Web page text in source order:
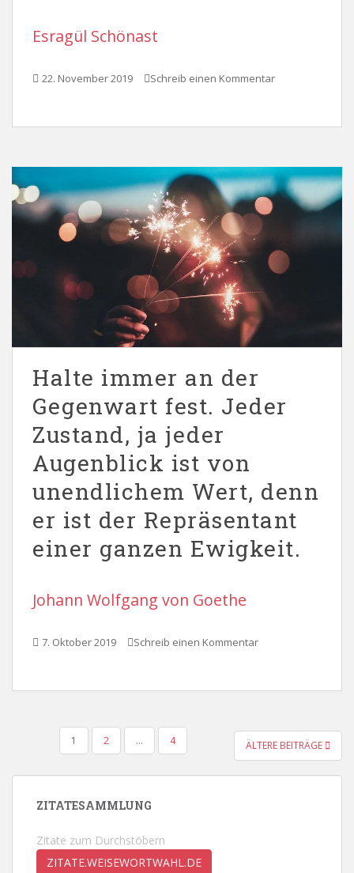
Esragül Schönast
22. November 2019 Schreib einen Kommentar
Halte immer an der
Gegenwart fest. Jeder
Zustand, ja jeder
Augenblick ist von
unendlichem Wert, denn
er ist der Repräsentant
einer ganzen Ewigkeit.
Johann Wolfgang von Goethe
7. Oktober 2019 Schreib einen Kommentar
SEITENNUMMERIERUNG
BEITRÄGE
1 2 … 4 ÄLTERE BEITRÄGE
ZITATESAMMLUNG
Zitate zum Durchstöbern
ZITATE.WEISEWORTWAHL.DE